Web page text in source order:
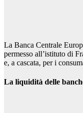
La Banca Centrale
permesso all’istituto di
e, a cascata, per i
La liquidità delle